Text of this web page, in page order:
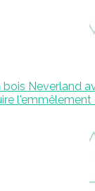
bois Neverland